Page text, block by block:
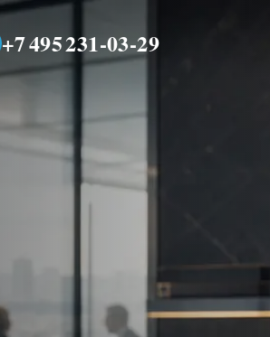
+7 495 231-03-29